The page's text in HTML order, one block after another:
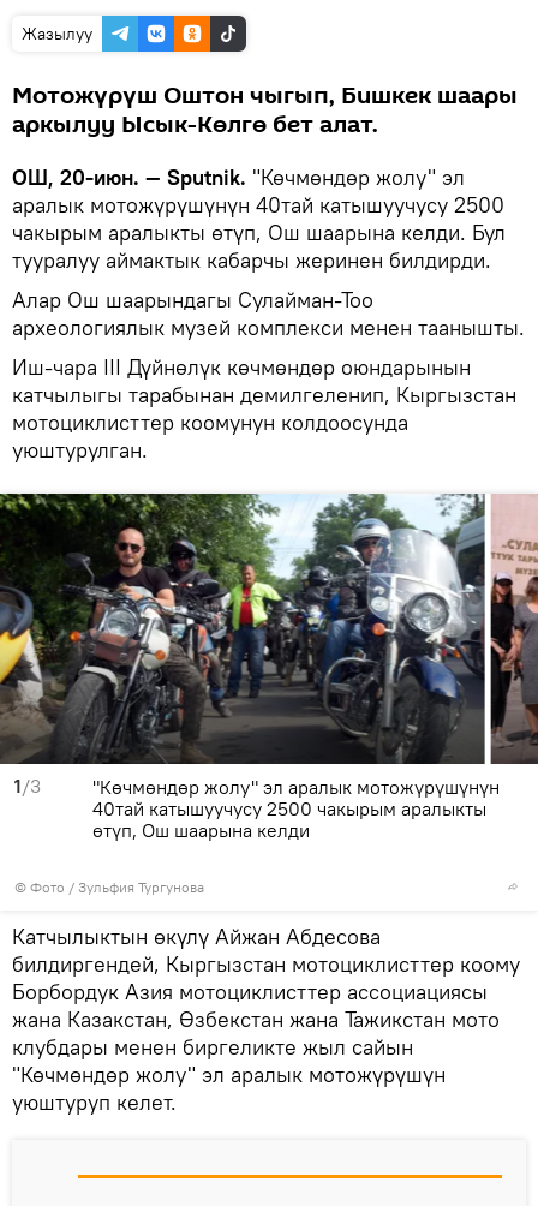
Жазылуу
Мотожүрүш Оштон чыгып, Бишкек шаары
аркылуу Ысык-Көлгө бет алат.
ОШ, 20-июн. — Sputnik. "Көчмөндөр жолу" эл
аралык мотожүрүшүнүн 40тай катышуучусу 2500
чакырым аралыкты өтүп, Ош шаарына келди. Бул
тууралуу аймактык кабарчы жеринен билдирди.
Алар Ош шаарындагы Сулайман-Тоо
археологиялык музей комплекси менен таанышты.
Иш-чара III Дүйнөлүк көчмөндөр оюндарынын
катчылыгы тарабынан демилгеленип, Кыргызстан
мотоциклисттер коомунун колдоосунда
уюштурулган.
1/3
© Фото / Зульфия Тургунова
"Көчмөндөр жолу" эл аралык мотожүрүшүнүн
40тай катышуучусу 2500 чакырым аралыкты
өтүп, Ош шаарына келди
Катчылыктын өкүлү Айжан Абдесова
билдиргендей, Кыргызстан мотоциклисттер коому
Борбордук Азия мотоциклисттер ассоциациясы
жана Казакстан, Өзбекстан жана Тажикстан мото
клубдары менен биргеликте жыл сайын
"Көчмөндөр жолу" эл аралык мотожүрүшүн
уюштуруп келет.